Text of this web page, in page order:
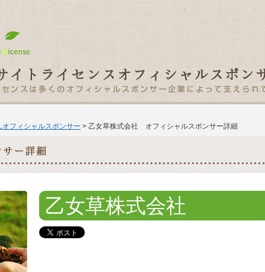
オフィシャルスポンサー > 乙女草株式会社 オフィシャルスポンサー詳細
乙女草株式会社